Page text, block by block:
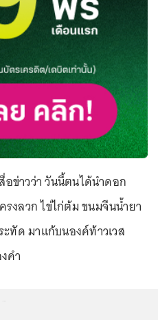
ข่าวว่า วันนี้ตนได้นำดอก
งลวก ไข่ไก่ต้ม ขนมจีนน้ำยา
ทัด มาแก้บนองค์ท้าวเวส
คำ